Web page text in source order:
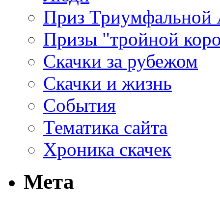
Приз Триумфальной
Призы "тройной
Скачки за рубежом
Скачки и жизнь
События
Тематика сайта
Хроника скачек
Мета